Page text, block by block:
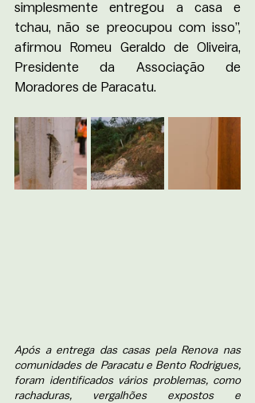
simplesmente entregou a casa e
tchau, não se preocupou com isso”,
afirmou Romeu Geraldo de Oliveira,
Presidente da Associação de
Moradores de Paracatu.
Após a entrega das casas pela Renova nas
comunidades de Paracatu e Bento Rodrigues,
foram identificados vários problemas, como
rachaduras, vergalhões expostos e